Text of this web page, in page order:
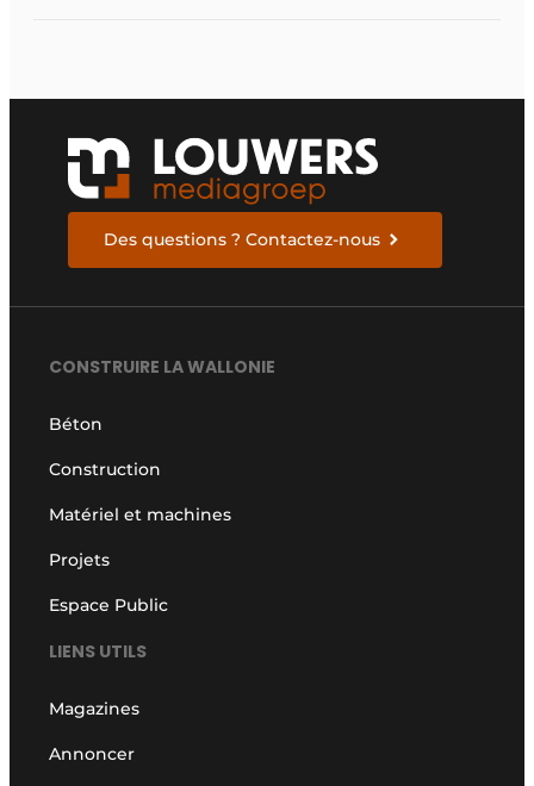
Des questions ? Contactez-nous
CONSTRUIRE LA WALLONIE
Béton
Construction
Matériel et machines
Projets
Espace Public
LIENS UTILS
Magazines
Annoncer